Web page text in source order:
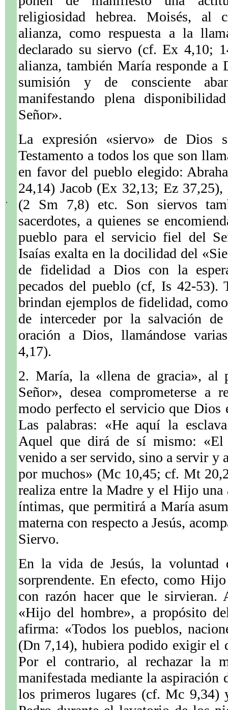
.
religiosidad hebrea. Moisés, al
alianza, como respuesta a la
declarado su siervo (cf. Ex 4,10;
alianza, también María responde
sumisión y de consciente
manifestando plena
Señor».
La expresión «siervo» de Dios
Testamento a todos los que son
en favor del pueblo elegido:
24,14) Jacob (Ex 32,13; Ez
(2 Sm 7,8) etc. Son siervos
sacerdotes, a quienes se
pueblo para el servicio fiel del
Isaías exalta en la docilidad del
de fidelidad a Dios con la
pecados del pueblo (cf, Is 42-53).
brindan ejemplos de fidelidad,
de interceder por la salvación
oración a Dios, llamándose
4,17).
2. María, la «llena de gracia», al
Señor», desea comprometerse a
modo perfecto el servicio que Dios
Las palabras: «He aquí la
Aquel que dirá de sí mismo:
venido a ser servido, sino a servir y
por muchos» (Mc 10,45; cf. Mt
realiza entre la Madre y el Hijo una
íntimas, que permitirá a María
materna con respecto a Jesús,
Siervo.
En la vida de Jesús, la voluntad
sorprendente. En efecto, como
con razón hacer que le
«Hijo del hombre», a propósito
afirma: «Todos los pueblos,
(Dn 7,14), hubiera podido exigir el
Por el contrario, al rechazar la
manifestada mediante la aspiración
los primeros lugares (cf. Mc 9,34)